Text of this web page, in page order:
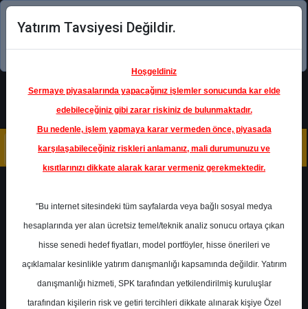
Şimdi uygulamayı indirin!
ARCLK- ARÇELİK A.Ş.
Hedef Fiyat 140.00 ₺
Yatırım Tavsiyesi Değildir.
Hoşgeldiniz
Sermaye piyasalarında yapacağınız işlemler sonucunda kar elde
edebileceğiniz gibi zarar riskiniz de bulunmaktadır.
Bu nedenle, işlem yapmaya karar vermeden önce, piyasada
karşılaşabileceğiniz riskleri anlamanız, mali durumunuzu ve
kısıtlarınızı dikkate alarak karar vermeniz gerekmektedir.
"Bu internet sitesindeki tüm sayfalarda veya bağlı sosyal medya
hesaplarında yer alan ücretsiz temel/teknik analiz sonucu ortaya çıkan
hisse senedi hedef fiyatları, model portföyler, hisse önerileri ve
açıklamalar kesinlikle yatırım danışmanlığı kapsamında değildir. Yatırım
danışmanlığı hizmeti, SPK tarafından yetkilendirilmiş kuruluşlar
tarafından kişilerin risk ve getiri tercihleri dikkate alınarak kişiye Özel